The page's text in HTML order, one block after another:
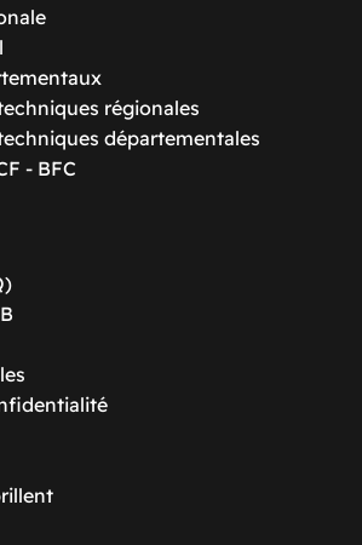
régionales
départementales
- BFC